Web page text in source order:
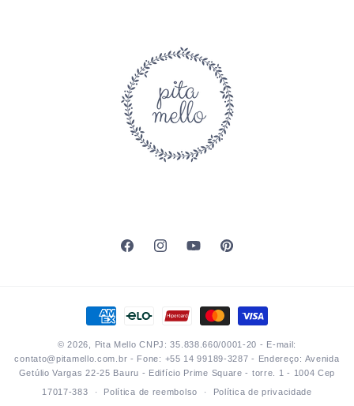
FacebookInstagramYouTubePinterest
Formas
de
pagamento
© 2026, Pita Mello CNPJ: 35.838.660/0001-20 - E-mail:
contato@pitamello.com.br - Fone: +55 14 99189-3287 - Endereço: Avenida
Getúlio Vargas 22-25 Bauru - Edifício Prime Square - torre. 1 - 1004 Cep
17017-383
Política de reembolso Política de privacidade